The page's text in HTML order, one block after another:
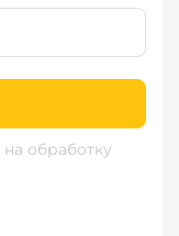
на обработку